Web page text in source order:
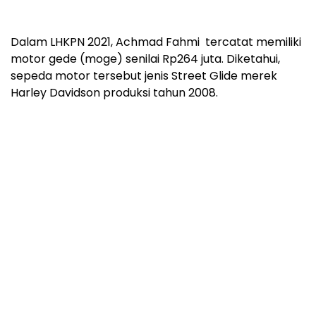
Dalam LHKPN 2021, Achmad Fahmi tercatat memiliki
motor gede (moge) senilai Rp264 juta. Diketahui,
sepeda motor tersebut jenis Street Glide merek
Harley Davidson produksi tahun 2008.